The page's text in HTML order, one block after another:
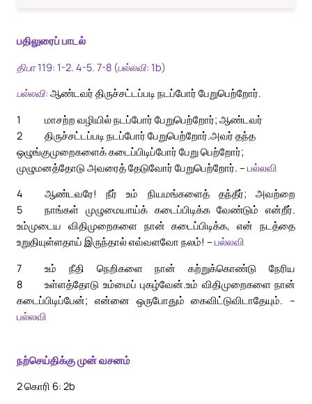
பதிலுரைப் பாடல்
திபா 119: 1-2. 4-5. 7-8 (பல்லவி: 1b)
பல்லவி: ஆண்டவர் திருச்சட்டப்படி நடப்போர் பேறுபெற்றோர்.
1
மாசற்ற வழியில் நடப்போர் பேறுபெற்றோர்; ஆண்டவர்
திருச்சட்டப்படி நடப்போர் பேறுபெற்றோர்.
2
அவர் தந்த
ஒழுங்குமுறைகளைக் கடைப்பிடிப்போர் பேறு பெற்றோர்;
முழுமனத்தோடு அவரைத் தேடுவோர் பேறுபெற்றோர். – பல்லவி
4
ஆண்டவரே! நீர் உம் நியமங்களைத் தந்தீர்; அவற்றை
நாங்கள் முழுமையாய்க் கடைப்பிடிக்க வேண்டும் என்றீர்.
5
உம்முடைய விதிமுறைகளை நான் கடைப்பிடிக்க, என் நடத்தை
உறுதியுள்ளதாய் இருந்தால் எவ்வளவோ நலம்! – பல்லவி
7
உம் நீதி நெறிகளை நான் கற்றுக்கொண்டு நேரிய
உள்ளத்தோடு உம்மைப் புகழ்வேன்.
8
உம் விதிமுறைகளை நான்
கடைப்பிடிப்பேன்; என்னை ஒருபோதும் கைவிட்டுவிடாதேயும். –
பல்லவி
நற்செய்திக்கு முன் வசனம்
2 கொரி 6: 2b